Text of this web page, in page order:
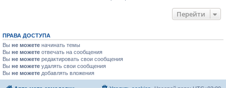
Перейти
ПРАВА ДОСТУПА
Вы не можете начинать темы
Вы не можете отвечать на сообщения
Вы не можете редактировать свои сообщения
Вы не можете удалять свои сообщения
Вы не можете добавлять вложения